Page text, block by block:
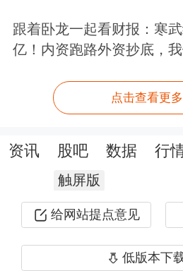
欧股市场：英国伦敦
100种股票平均价格
8463.46点，较前一
点，涨幅为0.55%
交易日下跌17.89点，
跟着卧龙一起看财报：寒
亿！内资跑路外资抄底，
点击查看更
资讯 股吧 数据 行
触屏版
给网站提点意见
低版本下